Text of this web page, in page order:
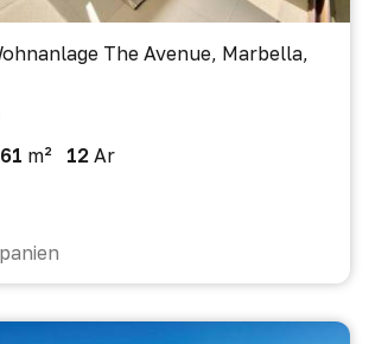
The Avenue, Marbella,
m² 12 Ar